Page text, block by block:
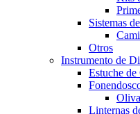
Sistemas
Otros
Instrumento de
Estuche de
Linternas